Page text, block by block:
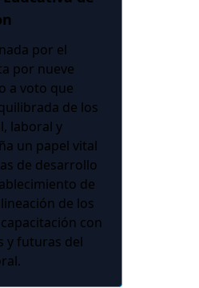
por el
por nueve
a voto que
de los
laboral y
un papel vital
de desarrollo
de
de los
con
y futuras del